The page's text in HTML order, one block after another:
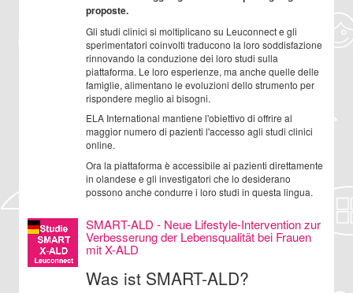
proposte.
Gli studi clinici si moltiplicano su Leuconnect e gli
sperimentatori coinvolti traducono la loro soddisfazione
rinnovando la conduzione dei loro studi sulla
piattaforma. Le loro esperienze, ma anche quelle delle
famiglie, alimentano le evoluzioni dello strumento per
rispondere meglio ai bisogni.
ELA International mantiene l'obiettivo di offrire al
maggior numero di pazienti l'accesso agli studi clinici
online.
Ora la piattaforma è accessibile ai pazienti direttamente
in olandese e gli investigatori che lo desiderano
possono anche condurre i loro studi in questa lingua.
SMART-ALD - Neue Lifestyle-Intervention zur
Verbesserung der Lebensqualität bei Frauen
mit X-ALD
Was ist SMART-ALD?